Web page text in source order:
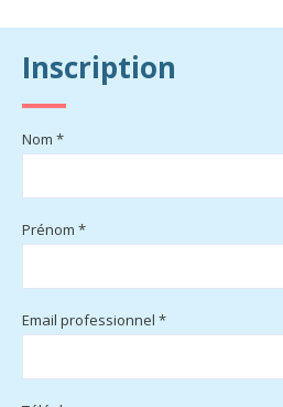
Inscription
Nom *
Prénom *
Email professionnel *